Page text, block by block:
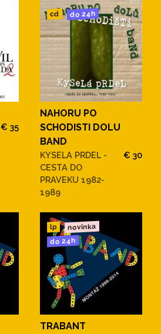
€ 35
cd do 24h
NAHORU PO
SCHODISTI DOLU
BAND
KYSELA PRDEL -
CESTA DO
PRAVEKU 1982-
1989
€ 30
lp novinka
do 24h
TRABANT